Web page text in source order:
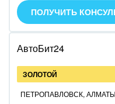
ПОЛУЧИТЬ
АвтоБит24
ЗОЛОТОЙ
ПЕТРОПАВЛОВСК, АЛМАТЫ